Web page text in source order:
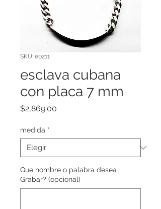
SKU: e0211
esclava cubana
con placa 7 mm
$2,869.00
medida *
Que nombre o palabra desea
Grabar? (opcional)